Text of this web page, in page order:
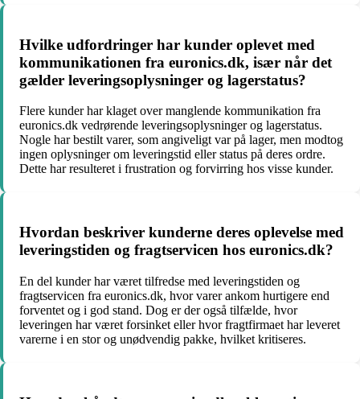
Hvilke udfordringer har kunder oplevet med
kommunikationen fra euronics.dk, især når det
gælder leveringsoplysninger og lagerstatus?
Flere kunder har klaget over manglende kommunikation fra
euronics.dk vedrørende leveringsoplysninger og lagerstatus.
Nogle har bestilt varer, som angiveligt var på lager, men modtog
ingen oplysninger om leveringstid eller status på deres ordre.
Dette har resulteret i frustration og forvirring hos visse kunder.
Hvordan beskriver kunderne deres oplevelse med
leveringstiden og fragtservicen hos euronics.dk?
En del kunder har været tilfredse med leveringstiden og
fragtservicen fra euronics.dk, hvor varer ankom hurtigere end
forventet og i god stand. Dog er der også tilfælde, hvor
leveringen har været forsinket eller hvor fragtfirmaet har leveret
varerne i en stor og unødvendig pakke, hvilket kritiseres.